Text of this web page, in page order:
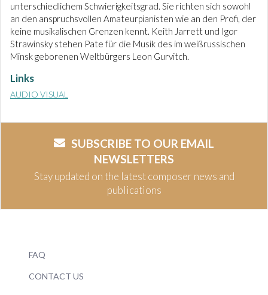
unterschiedlichem Schwierigkeitsgrad. Sie richten sich sowohl
an den anspruchsvollen Amateurpianisten wie an den Profi, der
keine musikalischen Grenzen kennt. Keith Jarrett und Igor
Strawinsky stehen Pate für die Musik des im weißrussischen
Minsk geborenen Weltbürgers Leon Gurvitch.
Links
AUDIO VISUAL
SUBSCRIBE TO OUR EMAIL
NEWSLETTERS
Stay updated on the latest composer news and
publications
FAQ
CONTACT US